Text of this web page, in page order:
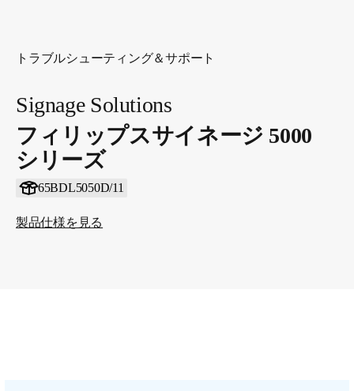
トラブルシューティング＆サポート
Signage Solutions
フィリップスサイネージ 5000
シリーズ
65BDL5050D/11
製品仕様を見る